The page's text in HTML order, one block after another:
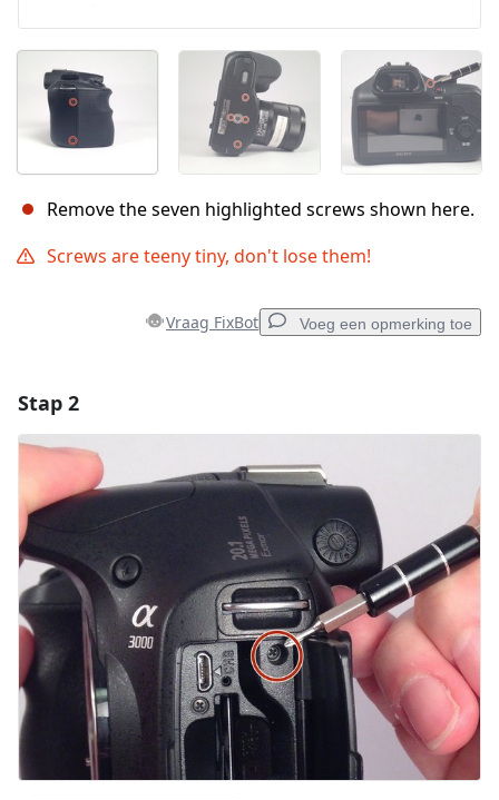
Remove the seven highlighted screws shown here.
Screws are teeny tiny, don't lose them!
Vraag FixBot Voeg een opmerking toe
Voeg opmerking toe
Annuleren Plaats opmerking
Stap 2